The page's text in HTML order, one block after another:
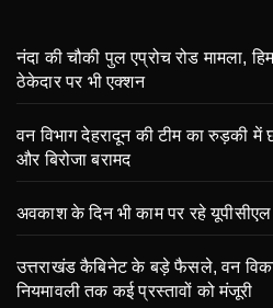
नंदा की चौकी पुल एप्रोच रोड मामला,
ठेकेदार पर भी एक्शन
वन विभाग देहरादून की टीम का रुड़की में
और बिरोजा बरामद
अवकाश के दिन भी काम पर रहे यूपीसीएल
उत्तराखंड कैबिनेट के बड़े फैसले, वन
नियमावली तक कई प्रस्तावों को मंजूरी